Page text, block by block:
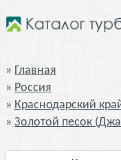
Главная
Россия
Краснодарский
Золотой песок